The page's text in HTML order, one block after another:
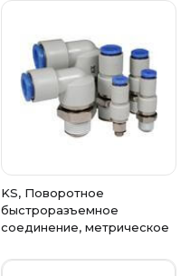
KS, Поворотное
быстроразъемное
соединение, метрическое